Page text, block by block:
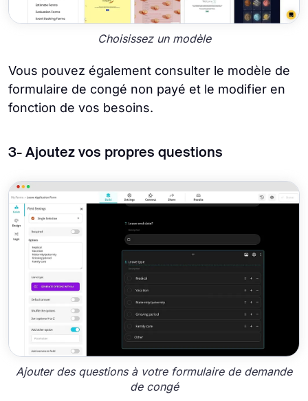
Choisissez un modèle
Vous pouvez également consulter le modèle de
formulaire de congé non payé et le modifier en
fonction de vos besoins.
3- Ajoutez vos propres questions
Ajouter des questions à votre formulaire de demande
de congé